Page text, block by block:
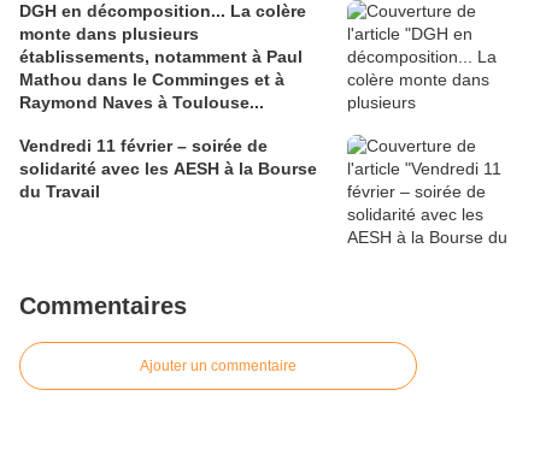
DGH en décomposition... La colère
monte dans plusieurs
établissements, notamment à Paul
Mathou dans le Comminges et à
Raymond Naves à Toulouse...
Vendredi 11 février – soirée de
solidarité avec les AESH à la Bourse
du Travail
Commentaires
Ajouter un commentaire